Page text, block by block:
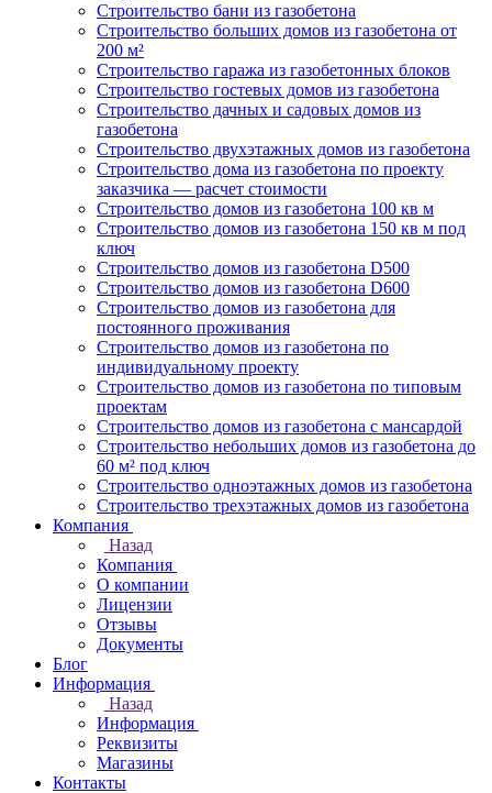
Строительство бани из газобетона
Строительство больших домов из газобетона от
200 м²
Строительство гаража из газобетонных блоков
Строительство гостевых домов из газобетона
Строительство дачных и садовых домов из
газобетона
Строительство двухэтажных домов из газобетона
Строительство дома из газобетона по проекту
заказчика — расчет стоимости
Строительство домов из газобетона 100 кв м
Строительство домов из газобетона 150 кв м под
ключ
Строительство домов из газобетона D500
Строительство домов из газобетона D600
Строительство домов из газобетона для
постоянного проживания
Строительство домов из газобетона по
индивидуальному проекту
Строительство домов из газобетона по типовым
проектам
Строительство домов из газобетона с мансардой
Строительство небольших домов из газобетона до
60 м² под ключ
Строительство одноэтажных домов из газобетона
Строительство трехэтажных домов из газобетона
Компания
Назад
Компания
О компании
Лицензии
Отзывы
Документы
Блог
Информация
Назад
Информация
Реквизиты
Магазины
Контакты